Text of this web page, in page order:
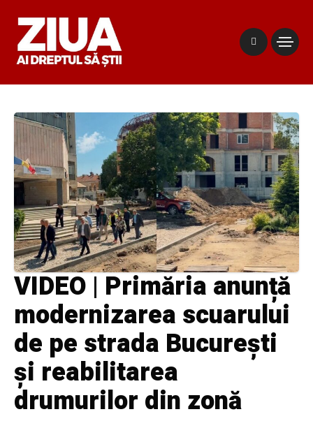
VIDEO | Primăria anunță
modernizarea scuarului
de pe strada București
și reabilitarea
drumurilor din zonă